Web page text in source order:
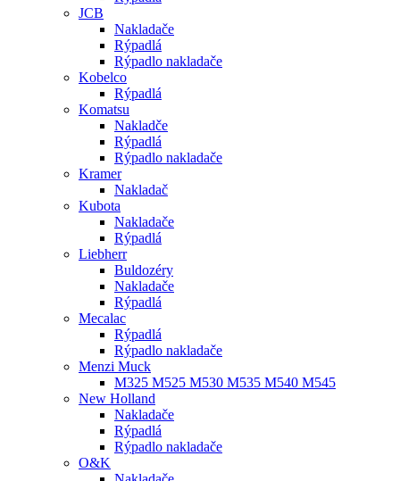
JCB
Nakladače
Rýpadlá
Rýpadlo nakladače
Kobelco
Rýpadlá
Komatsu
Nakladče
Rýpadlá
Rýpadlo nakladače
Kramer
Nakladač
Kubota
Nakladače
Rýpadlá
Liebherr
Buldozéry
Nakladače
Rýpadlá
Mecalac
Rýpadlá
Rýpadlo nakladače
Menzi Muck
M325 M525 M530 M535 M540 M545
New Holland
Nakladače
Rýpadlá
Rýpadlo nakladače
O&K